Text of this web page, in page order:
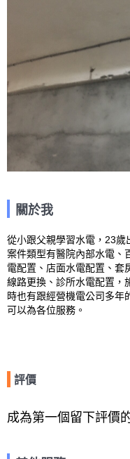
關於我
從小跟父親學習水電，23
案件類型有醫院內部水電、
電配置、店面水電配置、套
線路更換、診所水電配置，
時也有跟經營機電公司多年
可以為各位服務。
評價
成為第一個留下評價